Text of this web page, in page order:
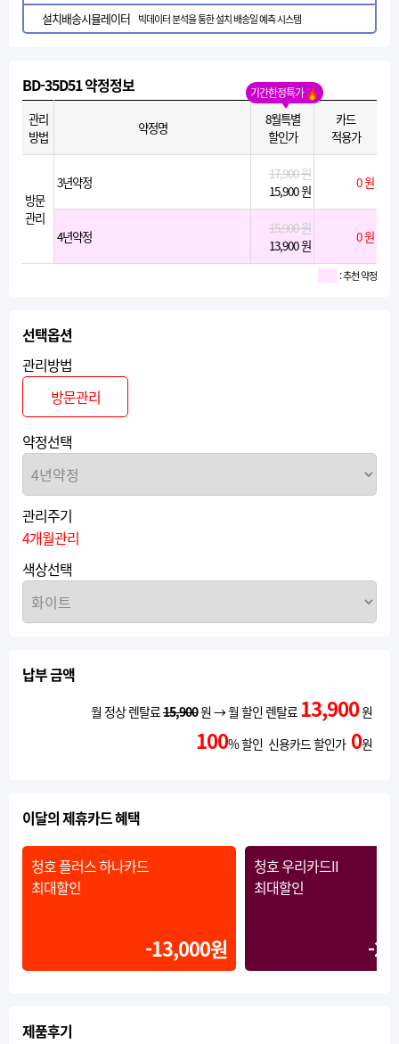
설치배송시뮬레이터 빅데이터 분석을 통한 설치 배송일 예측 시스템
BD-35D51 약정정보 기간한정특가
관리
방법
약정명
8월특별
할인가
카드
적용가
방문
관리
3년약정
17,900 원
15,900 원
0 원
4년약정
15,900 원
13,900 원
0 원
: 추천 약정
선택옵션
관리방법
방문관리
약정선택
관리주기
4개월관리
색상선택
납부 금액
월 정상 렌탈료15,900원 → 월 할인 렌탈료13,900원
100% 할인 신용카드 할인가 0원
이달의 제휴카드 혜택
청호 플러스 하나카드
최대할인
-13,000원
청호 우리카드II
최대할인
-
제품후기